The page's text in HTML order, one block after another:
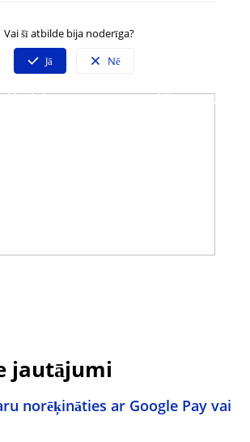
Vai šī atbilde bija noderīga?
Jā
Nē
uz savu jautājumu?
jautājumi
norēķināties ar Google Pay vai